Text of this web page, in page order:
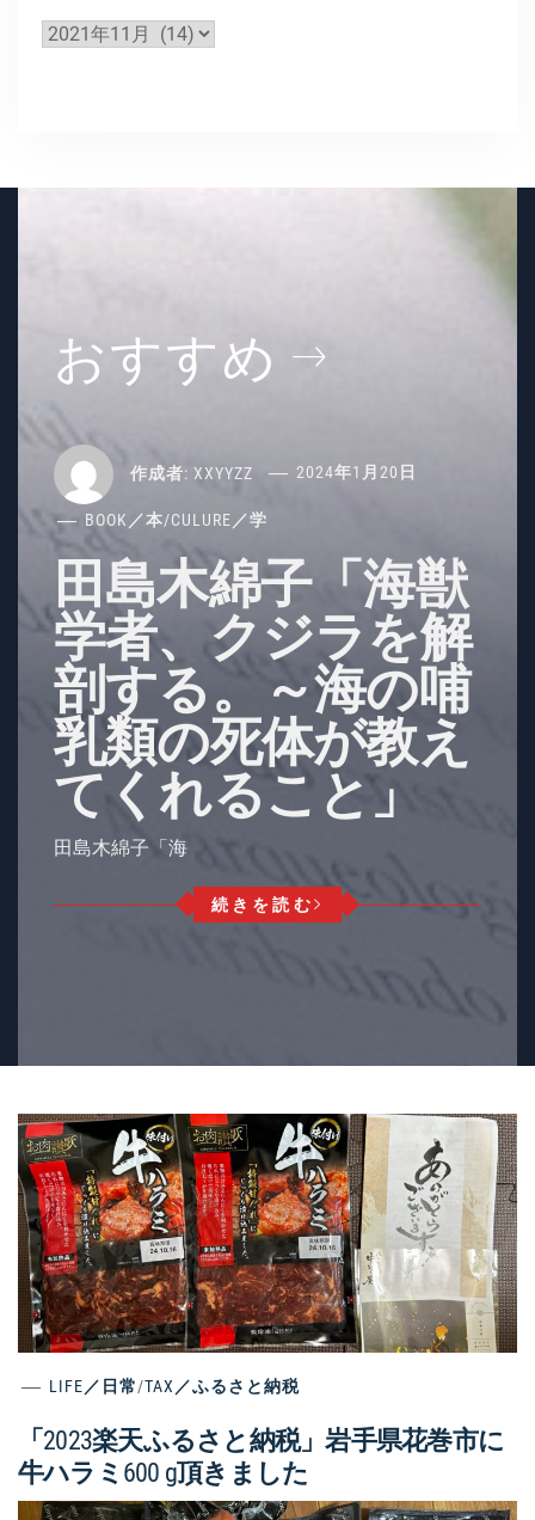
ア
おすすめ
作成者: XXYYZZ 2024年1月20日
BOOK／本/CULURE／学
田島木綿子「海獣
学者、クジラを解
剖する。～海の哺
乳類の死体が教え
てくれること」
田島木綿子「海
続きを読む
LIFE／日常/TAX／ふるさと納税
「2023楽天ふるさと納税」岩手県花巻市に
牛ハラミ600 g頂きました